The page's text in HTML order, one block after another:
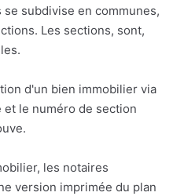
subdivise en communes,
Les sections, sont,
d'un bien immobilier via
et le numéro de section
les notaires
version imprimée du plan